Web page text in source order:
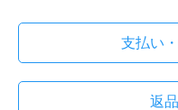
支払い
返